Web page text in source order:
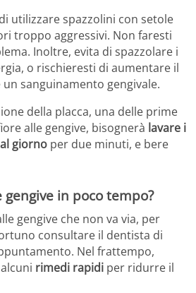
utilizzare spazzolini con setole
troppo aggressivi. Non faresti
Inoltre, evita di spazzolare i
o rischieresti di aumentare il
sanguinamento gengivale.
della placca, una delle prime
alle gengive, bisognerà lavare i
giorno per due minuti, e bere
gengive in poco tempo?
gengive che non va via, per
consultare il dentista di
Nel frattempo,
rimedi rapidi per ridurre il